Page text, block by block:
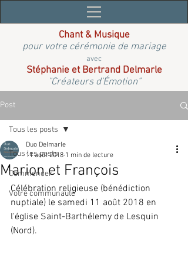
Chant & Musique
pour votre cérémonie de mariage
avec
Stéphanie et Bertrand Delmarle
"Créateurs d'Émotion"
Post
Tous les posts
Commencer
Votre communauté
Tous les posts
Marion et François
Duo Delmarle
11 août 2018 1 min de lecture
Célébration religieuse (bénédiction
nuptiale) le samedi 11 août 2018 en
l'église Saint-Barthélemy de Lesquin
(Nord).